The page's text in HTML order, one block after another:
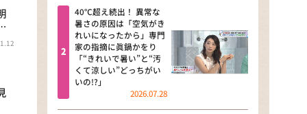
news おかえり
河合＆A.B.C-Z塚田×福井アナ
「なんでやねん！？」（news お
かえり）
DAIGOも台所 ～きょうの献立 何
40℃超え続出！ 異常な
暑さの原因は「空気がき
れいになったから」専門
家の指摘に眞鍋かをり
「“きれいで暑い”と“汚
くて涼しい”どっちがい
いの!?」
2026.07.28